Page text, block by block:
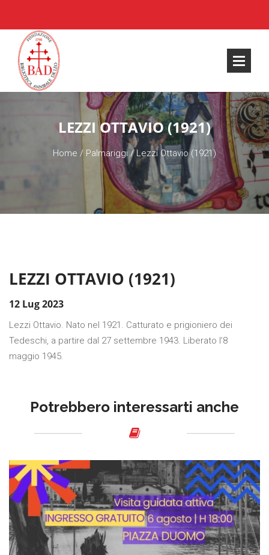
LEZZI OTTAVIO (1921)
Home / Palmariggi/Lezzi Ottavio (1921)
LEZZI OTTAVIO (1921)
12 Lug 2023
Lezzi Ottavio. Nato nel 1921. Catturato e prigioniero dei
Tedeschi, a partire dal 27 settembre 1943. Liberato l’8
maggio 1945.
Potrebbero interessarti anche